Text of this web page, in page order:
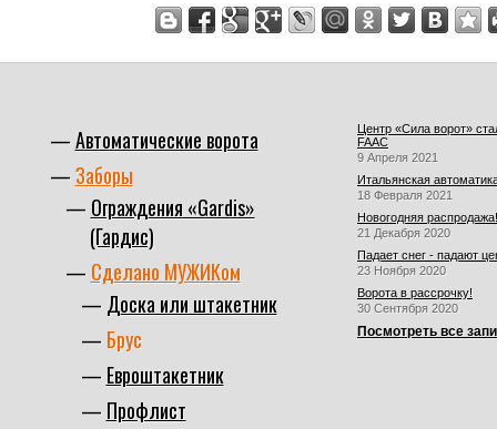
Автоматические ворота
Заборы
Ограждения «Gardis»
(Гардис)
Сделано МУЖИКом
Доска или штакетник
Брус
Евроштакетник
Профлист
Центр «Сила ворот»
FAAC
9 Апреля 2021
Итальянская
18 Февраля 2021
Новогодняя распродажа!
21 Декабря 2020
Падает снег - падают
23 Ноября 2020
Ворота в рассрочку!
30 Сентября 2020
Посмотреть все